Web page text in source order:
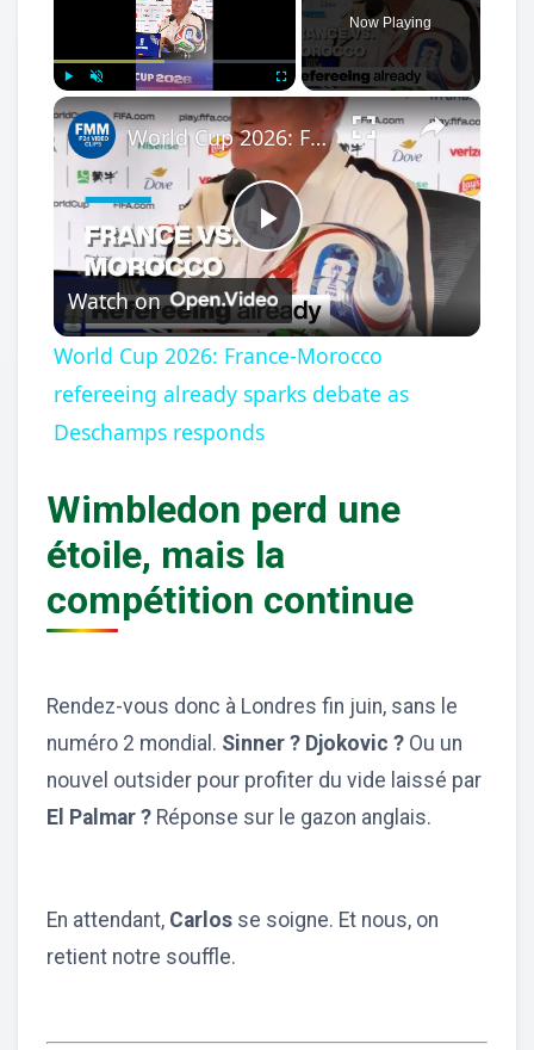
Fullscreen
Now Playing
×
Play
Video
World Cup 2026: France-Morocco refereeing already sparks debate as Deschamps responds
Watch on
World Cup 2026: France-Morocco
refereeing already sparks debate as
Deschamps responds
Wimbledon perd une
étoile, mais la
compétition continue
Rendez-vous donc à Londres fin juin, sans le
numéro 2 mondial. Sinner ? Djokovic ? Ou un
nouvel outsider pour profiter du vide laissé par
El Palmar ? Réponse sur le gazon anglais.
En attendant, Carlos se soigne. Et nous, on
retient notre souffle.